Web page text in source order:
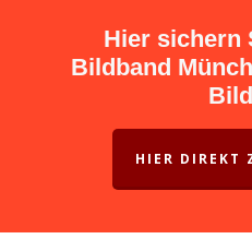
Hier sichern
Bildband
HIER DIREKT